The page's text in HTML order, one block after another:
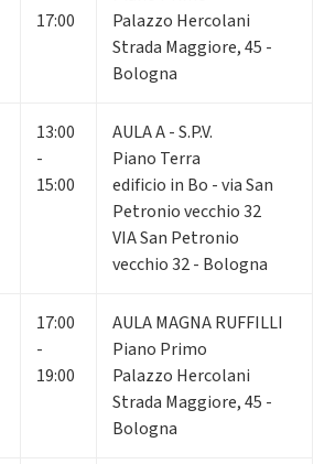
17:00
Palazzo Hercolani
Strada Maggiore, 45 -
Bologna
13:00
-
15:00
AULA A - S.P.V.
Piano Terra
edificio in Bo - via San
Petronio vecchio 32
VIA San Petronio
vecchio 32 - Bologna
17:00
-
19:00
AULA MAGNA RUFFILLI
Piano Primo
Palazzo Hercolani
Strada Maggiore, 45 -
Bologna